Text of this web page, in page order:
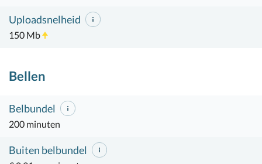
Uploadsnelheid
150 Mb
Bellen
Belbundel
200 minuten
Buiten belbundel